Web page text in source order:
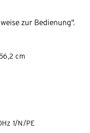
zur Bedienung".
cm
1/N/PE